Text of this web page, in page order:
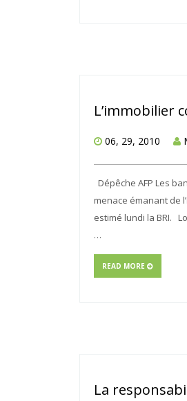
L’immobilier
06, 29, 2010
Dépêche AFP Les
menace émanant de
estimé lundi la BRI.
…
READ MORE
La